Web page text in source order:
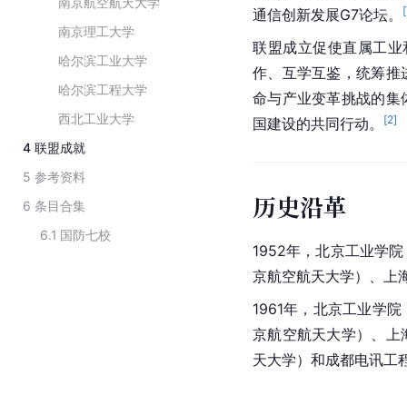
南京理工大学
哈尔滨工业大学
哈尔滨工程大学
西北工业大学
4 联盟成就
5 参考资料
6 条目合集
6.1 国防七校
通信创新发展G7论坛。
[
联盟成立促使直属工
作、互学互鉴，统筹推
命与产业变革挑战的集
国建设的共同行动。
[2]
历史沿革
1952年，北京工业学院
京航空航天大学）、
上
1961年，北京工业学院
京航空航天大学）、上
天大学）和成都电讯工